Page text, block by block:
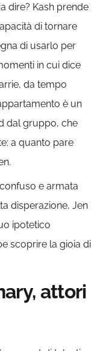
dire? Kash prende
di tornare
di usarlo per
in cui dice
da tempo
è un
dal gruppo, che
a quanto pare
e armata
disperazione, Jen
ipotetico
scoprire la gioia di
attori